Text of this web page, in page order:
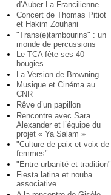
d’Auber La Francilienne
Concert de Thomas Pitiot
et Hakim Zouhani
"Trans(e)tambourins" : un
monde de percussions
Le TCA fête ses 40
bougies
La Version de Browning
Musique et Cinéma au
CNR
Rêve d’un papillon
Rencontre avec Sara
Alexander et l’équipe du
projet « Ya Salam »
"Culture de paix et voix de
femmes"
"Entre urbanité et tradition"
Fiesta latina et nouba
associative